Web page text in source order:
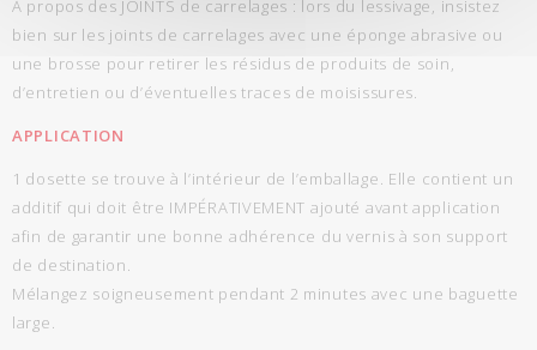
À propos des JOINTS de carrelages : lors du lessivage, insistez
bien sur les joints de carrelages avec une éponge abrasive ou
une brosse pour retirer les résidus de produits de soin,
d’entretien ou d’éventuelles traces de moisissures.
APPLICATION
1 dosette se trouve à l’intérieur de l’emballage. Elle contient un
additif qui doit être IMPÉRATIVEMENT ajouté avant application
afin de garantir une bonne adhérence du vernis à son support
de destination.
Mélangez soigneusement pendant 2 minutes avec une baguette
large.